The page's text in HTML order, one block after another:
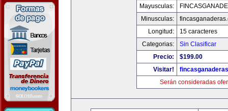
Mayusculas:
Minusculas:
Longitud:
15 caracteres
Categorias:
Sin Clasificar
Precio:
$199.00
Visitar!
Serán consideradas